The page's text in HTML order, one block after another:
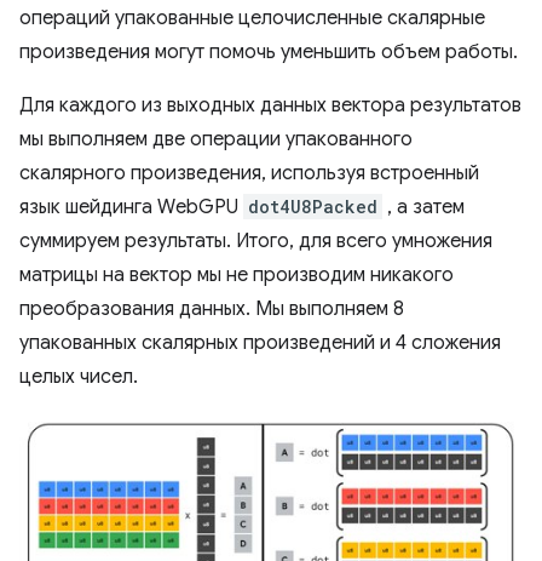
операций упакованные целочисленные скалярные
произведения могут помочь уменьшить объем работы.
Для каждого из выходных данных вектора результатов
мы выполняем две операции упакованного
скалярного произведения, используя встроенный
язык шейдинга WebGPU dot4U8Packed , а затем
суммируем результаты. Итого, для всего умножения
матрицы на вектор мы не производим никакого
преобразования данных. Мы выполняем 8
упакованных скалярных произведений и 4 сложения
целых чисел.